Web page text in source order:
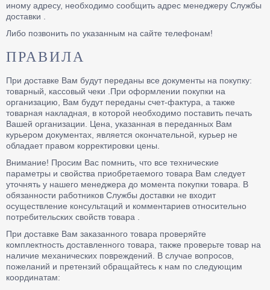
иному адресу, необходимо сообщить адрес менеджеру Службы
доставки .
Либо позвонить по указанным на сайте телефонам!
ПРАВИЛА
При доставке Вам будут переданы все документы на покупку:
товарный, кассовый чеки .При оформлении покупки на
организацию, Вам будут переданы счет-фактура, а также
товарная накладная, в которой необходимо поставить печать
Вашей организации. Цена, указанная в переданных Вам
курьером документах, является окончательной, курьер не
обладает правом корректировки цены.
Внимание! Просим Вас помнить, что все технические
параметры и свойства приобретаемого товара Вам следует
уточнять у нашего менеджера до момента покупки товара. В
обязанности работников Службы доставки не входит
осуществление консультаций и комментариев относительно
потребительских свойств товара .
При доставке Вам заказанного товара проверяйте
комплектность доставленного товара, также проверьте товар на
наличие механических повреждений. В случае вопросов,
пожеланий и претензий обращайтесь к нам по следующим
координатам: